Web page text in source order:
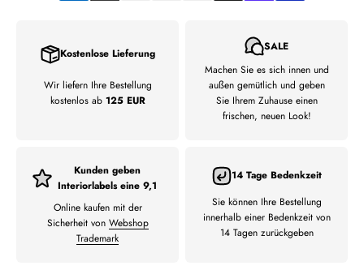
Kostenlose Lieferung
Wir liefern Ihre Bestellung
kostenlos ab 125 EUR
SALE
Machen Sie es sich innen und
außen gemütlich und geben
Sie Ihrem Zuhause einen
frischen, neuen Look!
Kunden geben
Interiorlabels eine 9,1
Online kaufen mit der
Sicherheit von Webshop
Trademark
14 Tage Bedenkzeit
Sie können Ihre Bestellung
innerhalb einer Bedenkzeit von
14 Tagen zurückgeben